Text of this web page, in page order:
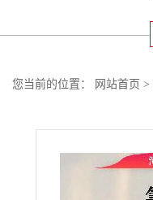
您当前的位置： 网站首页 >